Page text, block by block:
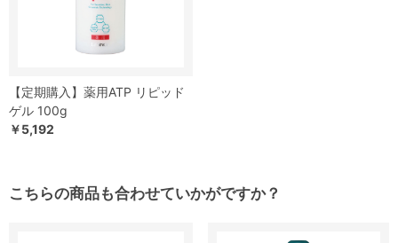
【定期購入】薬用ATP リピッド
ゲル 100g
￥5,192
こちらの商品も合わせていかがですか？